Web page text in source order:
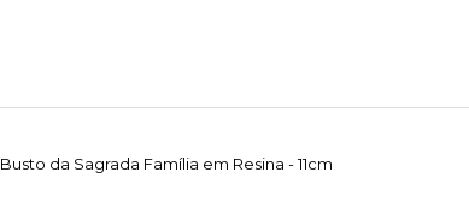
Busto da Sagrada Família em Resina - 11cm